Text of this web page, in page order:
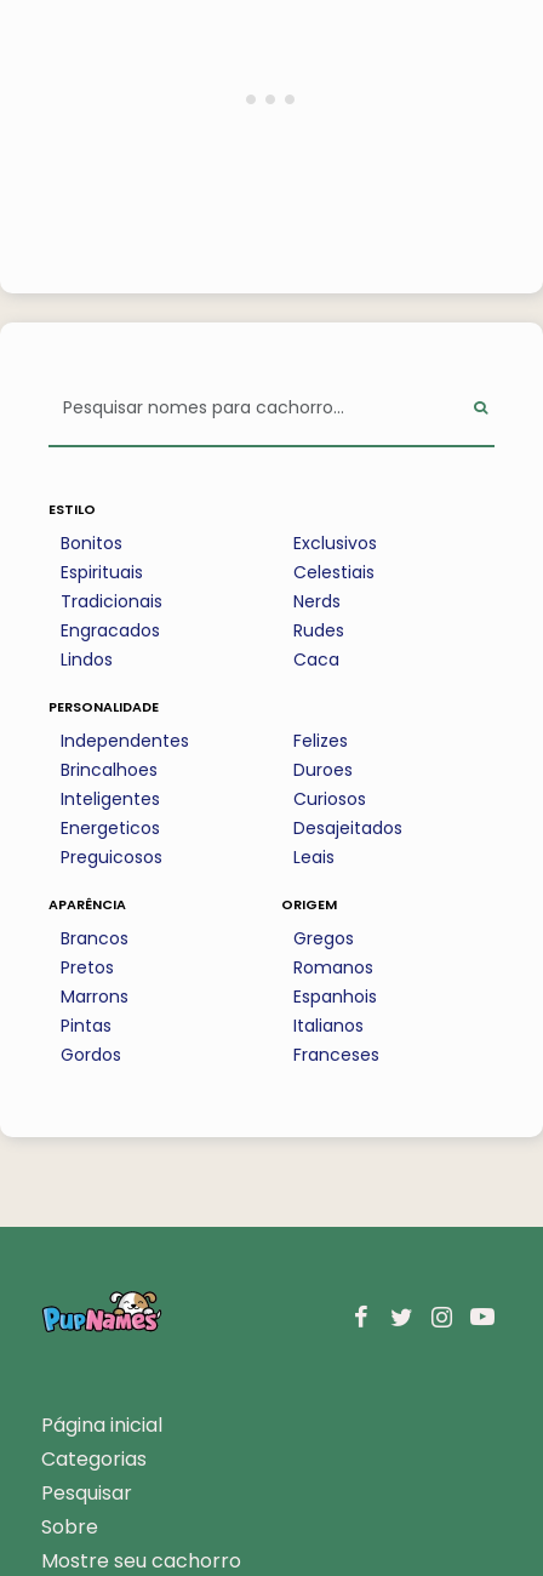
estilo
Bonitos
Espirituais
Tradicionais
Engracados
Lindos
Exclusivos
Celestiais
Nerds
Rudes
Caca
personalidade
Independentes
Brincalhoes
Inteligentes
Energeticos
Preguicosos
Felizes
Duroes
Curiosos
Desajeitados
Leais
aparência
Brancos
Pretos
Marrons
Pintas
Gordos
origem
Gregos
Romanos
Espanhois
Italianos
Franceses
Página inicial
Categorias
Pesquisar
Sobre
Mostre seu cachorro